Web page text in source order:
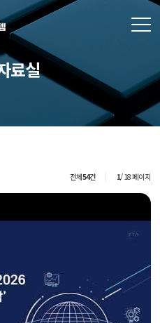
료실
전체54건 1/ 18 페이지